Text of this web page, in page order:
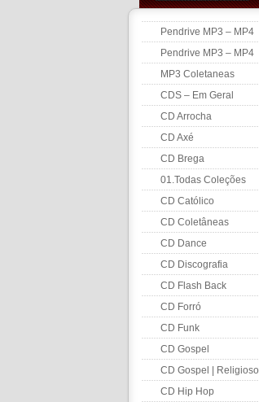
Pendrive MP3 – MP4
Pendrive MP3 – MP4
MP3 Coletaneas
CDS – Em Geral
CD Arrocha
CD Axé
CD Brega
01.Todas Coleções
CD Católico
CD Coletâneas
CD Dance
CD Discografia
CD Flash Back
CD Forró
CD Funk
CD Gospel
CD Gospel | Religioso
CD Hip Hop